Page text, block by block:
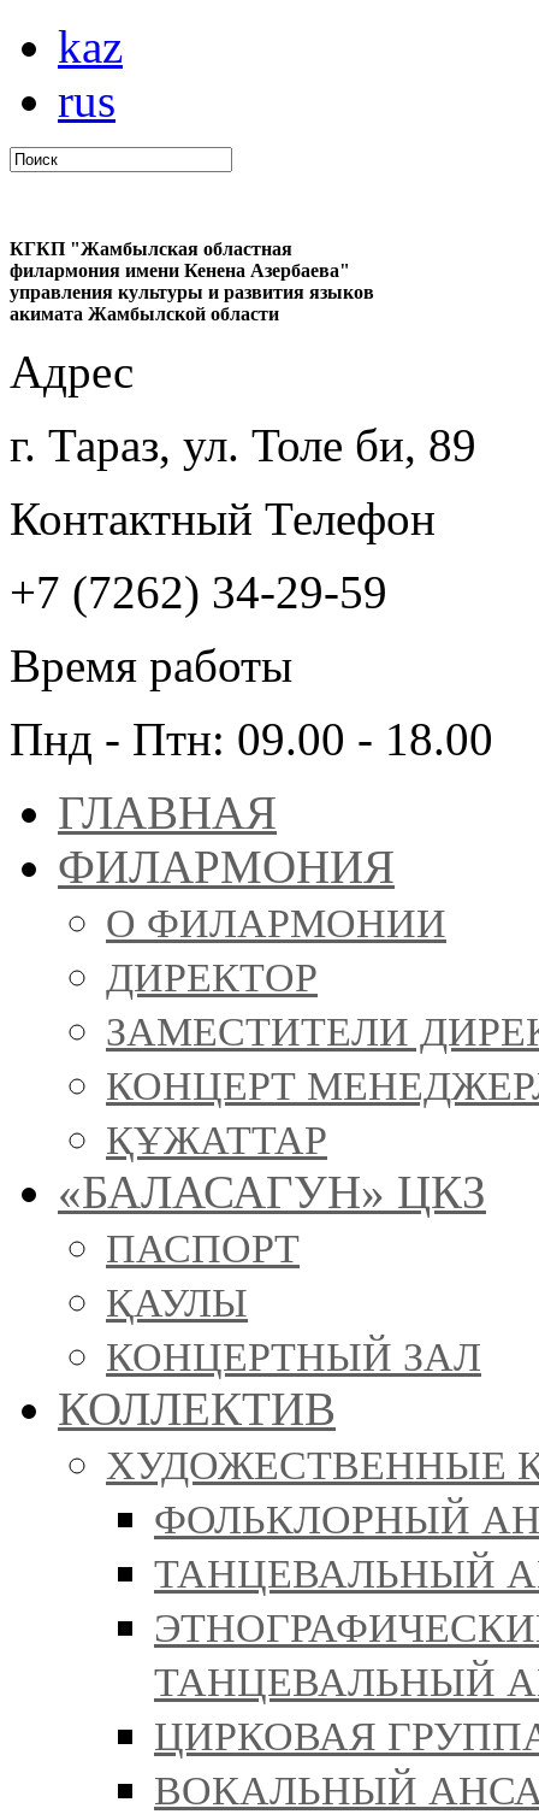
kaz
rus
КГКП "Жамбылская областная
филармония имени Кенена Азербаева"
управления культуры и развития языков
акимата Жамбылской области
Адрес
г. Тараз, ул. Толе би, 89
Контактный Телефон
+7 (7262) 34-29-59
Время работы
Пнд - Птн: 09.00 - 18.00
ГЛАВНАЯ
ФИЛАРМОНИЯ
О ФИЛАРМОНИИ
ДИРЕКТОР
ЗАМЕСТИТЕЛИ
КОНЦЕРТ
ҚҰЖАТТАР
«БАЛАСАГУН» ЦКЗ
ПАСПОРТ
ҚАУЛЫ
КОНЦЕРТНЫЙ ЗАЛ
КОЛЛЕКТИВ
ХУДОЖЕСТВЕННЫЕ
ФОЛЬКЛОРНЫЙ
ТАНЦЕВАЛЬНЫЙ
ТАНЦЕВАЛЬНЫЙ
ЦИРКОВАЯ
ВОКАЛЬНЫЙ